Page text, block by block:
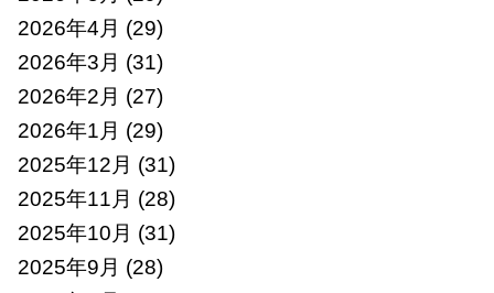
2026年4月 (29)
2026年3月 (31)
2026年2月 (27)
2026年1月 (29)
2025年12月 (31)
2025年11月 (28)
2025年10月 (31)
2025年9月 (28)